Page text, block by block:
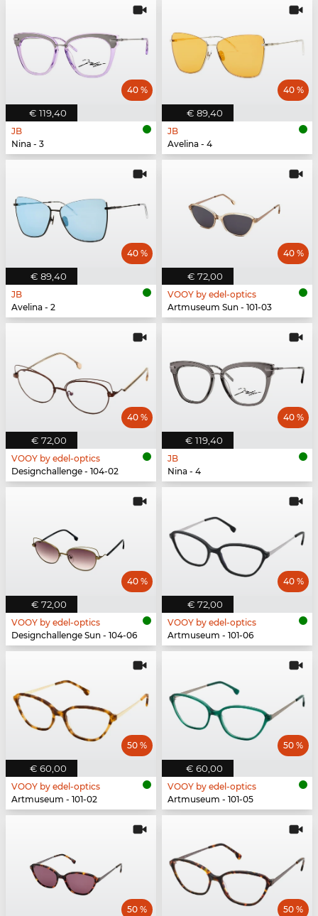
€ 119,40
40 %
JB
Nina - 3
€ 89,40
40 %
JB
Avelina - 4
€ 89,40
40 %
JB
Avelina - 2
€ 72,00
40 %
VOOY by edel-optics
Artmuseum Sun - 101-03
€ 72,00
40 %
VOOY by edel-optics
Designchallenge - 104-02
€ 119,40
40 %
JB
Nina - 4
€ 72,00
40 %
VOOY by edel-optics
Designchallenge Sun - 104-06
€ 72,00
40 %
VOOY by edel-optics
Artmuseum - 101-06
€ 60,00
50 %
VOOY by edel-optics
Artmuseum - 101-02
€ 60,00
50 %
VOOY by edel-optics
Artmuseum - 101-05
50 % 50 %